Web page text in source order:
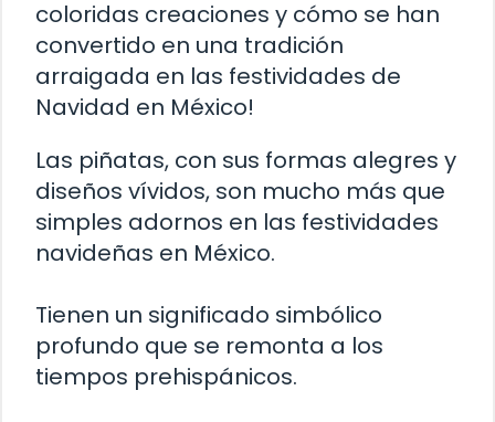
coloridas creaciones y cómo se han
convertido en una tradición
arraigada en las festividades de
Navidad en México!
Las piñatas, con sus formas alegres y
diseños vívidos, son mucho más que
simples adornos en las festividades
navideñas en México.
Tienen un significado simbólico
profundo que se remonta a los
tiempos prehispánicos.